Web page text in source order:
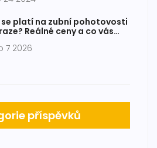
se platí na zubní pohotovosti
Reálné ceny a co vás
7 2026
příspěvků